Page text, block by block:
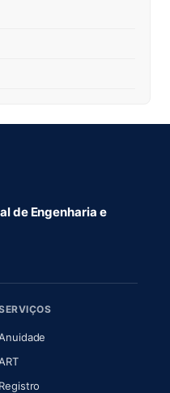
de Engenharia e
aba)
aba)
(abre em nova aba)
Registro